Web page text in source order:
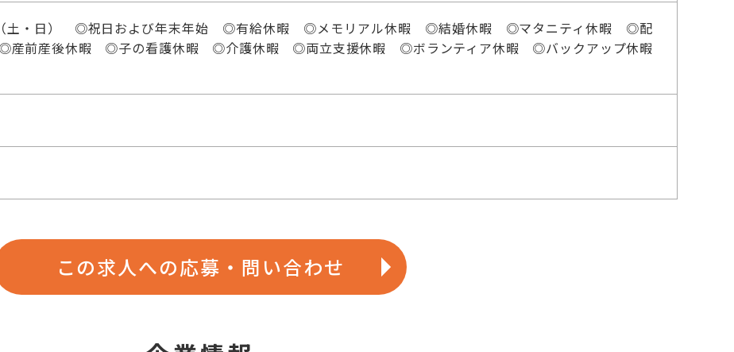
土・日） ◎祝日および年末年始 ◎有給休暇 ◎メモリアル休暇 ◎結婚休暇 ◎マタニティ休暇 ◎配
産前産後休暇 ◎子の看護休暇 ◎介護休暇 ◎両立支援休暇 ◎ボランティア休暇 ◎バックアップ休暇
この求人への応募・問い合わせ